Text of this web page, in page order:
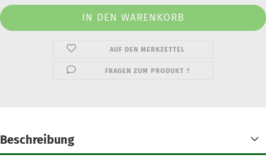
AUF DEN MERKZETTEL
FRAGEN ZUM PRODUKT ?
Beschreibung